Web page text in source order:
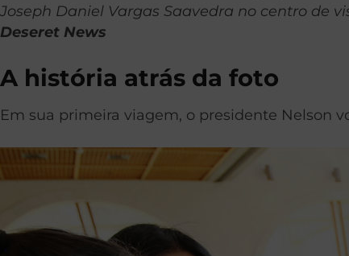
Joseph Daniel Vargas Saavedra no centro de
Deseret News
A história atrás da foto
Em sua primeira viagem, o presidente Nelson